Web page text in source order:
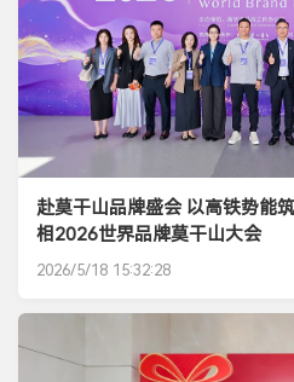
赴莫干山品牌盛会 以高铁势
相2026世界品牌莫干山大会
2026/5/18 15:32:28